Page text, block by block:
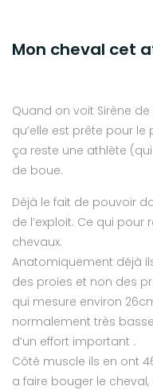
Mon cheval cet
Quand on voit Sirène
qu’elle est prête pour le
ça reste une athlète
de boue.
Déjà le fait de pouvoir
de l’exploit. Ce qui
chevaux.
Anatomiquement déjà
des proies et non des
qui mesure environ
normalement très
d’un effort important .
Côté muscle ils en ont
a faire bouger le